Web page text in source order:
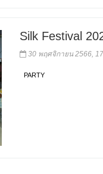
Silk Festival
30 พฤศจิกายน 2566,
PARTY